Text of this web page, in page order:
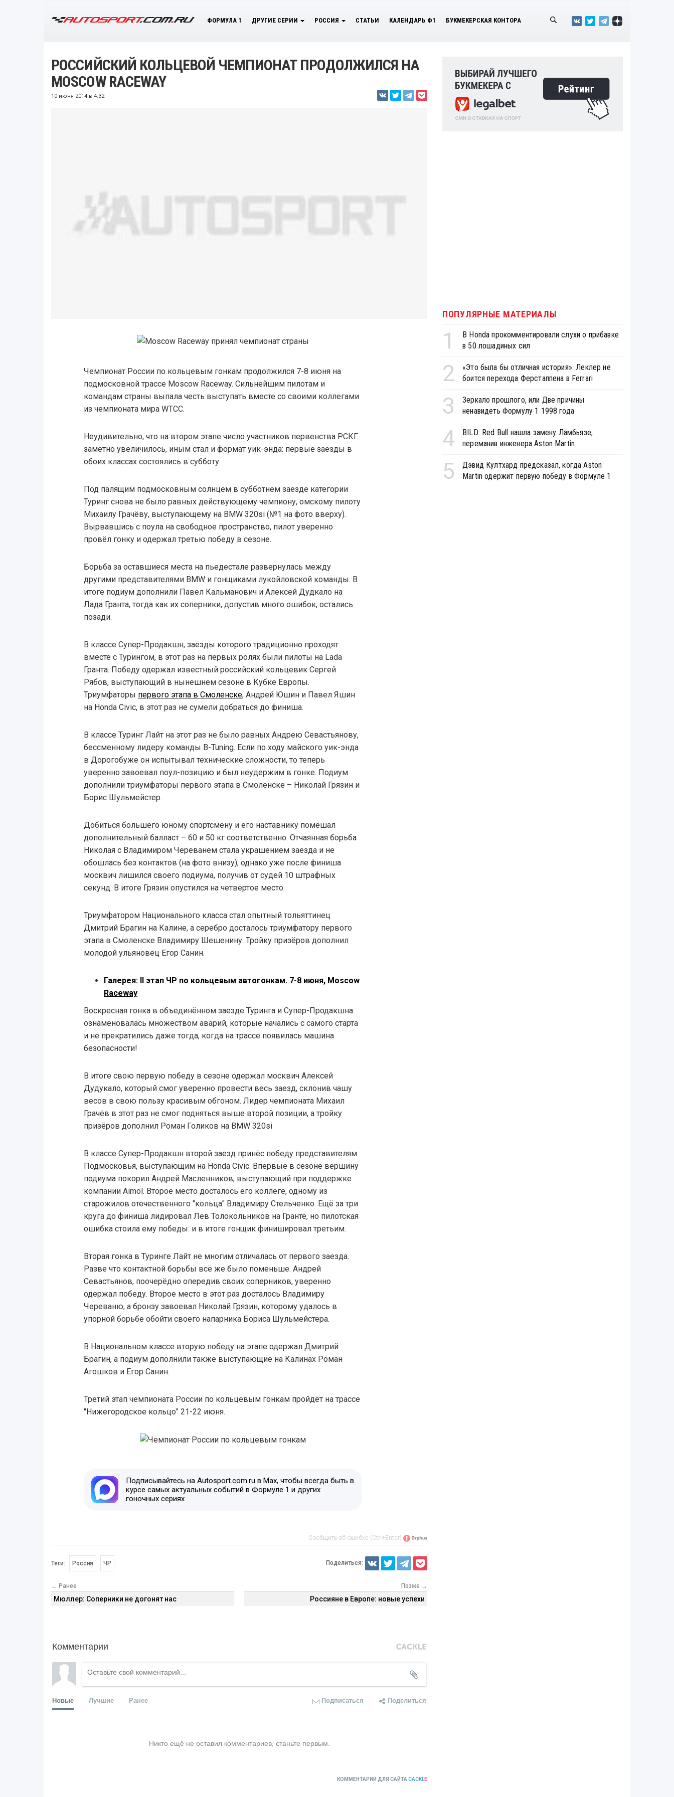
ФОРМУЛА 1 ДРУГИЕ СЕРИИ РОССИЯ СТАТЬИ КАЛЕНДАРЬ Ф1 БУКМЕКЕРСКАЯ КОНТОРА
РОССИЙСКИЙ КОЛЬЦЕВОЙ ЧЕМПИОНАТ ПРОДОЛЖИЛСЯ НА
MOSCOW RACEWAY
10 июня 2014 в 4:32
Чемпионат России по кольцевым гонкам продолжился 7-8 июня на
подмосковной трассе Moscow Raceway. Сильнейшим пилотам и
командам страны выпала честь выступать вместе со своими коллегами
из чемпионата мира WTCC.
Неудивительно, что на втором этапе число участников первенства РСКГ
заметно увеличилось, иным стал и формат уик-энда: первые заезды в
обоих классах состоялись в субботу.
Под палящим подмосковным солнцем в субботнем заезде категории
Туринг снова не было равных действующему чемпиону, омскому пилоту
Михаилу Грачёву, выступающему на BMW 320si (№1 на фото вверху).
Вырвавшись с поула на свободное пространство, пилот уверенно
провёл гонку и одержал третью победу в сезоне.
Борьба за оставшиеся места на пьедестале развернулась между
другими представителями BMW и гонщиками лукойловской команды. В
итоге подиум дополнили Павел Кальманович и Алексей Дудкало на
Лада Гранта, тогда как их соперники, допустив много ошибок, остались
позади.
В классе Супер-Продакшн, заезды которого традиционно проходят
вместе с Турингом, в этот раз на первых ролях были пилоты на Lada
Гранта. Победу одержал известный российский кольцевик Сергей
Рябов, выступающий в нынешнем сезоне в Кубке Европы.
Триумфаторы первого этапа в Смоленске, Андрей Юшин и Павел Яшин
на Honda Civic, в этот раз не сумели добраться до финиша.
В классе Туринг Лайт на этот раз не было равных Андрею Севастьянову,
бессменному лидеру команды B-Tuning. Если по ходу майского уик-энда
в Дорогобуже он испытывал технические сложности, то теперь
уверенно завоевал поул-позицию и был неудержим в гонке. Подиум
дополнили триумфаторы первого этапа в Смоленске – Николай Грязин и
Борис Шульмейстер.
Добиться большего юному спортсмену и его наставнику помешал
дополнительный балласт – 60 и 50 кг соответственно. Отчаянная борьба
Николая с Владимиром Череванем стала украшением заезда и не
обошлась без контактов (на фото внизу), однако уже после финиша
москвич лишился своего подиума, получив от судей 10 штрафных
секунд. В итоге Грязин опустился на четвёртое место.
Триумфатором Национального класса стал опытный тольяттинец
Дмитрий Брагин на Калине, а серебро досталось триумфатору первого
этапа в Смоленске Владимиру Шешенину. Тройку призёров дополнил
молодой ульяновец Егор Санин.
Галерея: II этап ЧР по кольцевым автогонкам. 7-8 июня, Moscow
Raceway
Воскресная гонка в объединённом заезде Туринга и Супер-Продакшна
ознаменовалась множеством аварий, которые начались с самого старта
и не прекратились даже тогда, когда на трассе появилась машина
безопасности!
В итоге свою первую победу в сезоне одержал москвич Алексей
Дудукало, который смог уверенно провести весь заезд, склонив чашу
весов в свою пользу красивым обгоном. Лидер чемпионата Михаил
Грачёв в этот раз не смог подняться выше второй позиции, а тройку
призёров дополнил Роман Голиков на BMW 320si
В классе Супер-Продакшн второй заезд принёс победу представителям
Подмосковья, выступающим на Honda Civic. Впервые в сезоне вершину
подиума покорил Андрей Масленников, выступающий при поддержке
компании Aimol. Второе место досталось его коллеге, одному из
старожилов отечественного "кольца" Владимиру Стельченко. Ещё за три
круга до финиша лидировал Лев Толокольников на Гранте, но пилотская
ошибка стоила ему победы: и в итоге гонщик финишировал третьим.
Вторая гонка в Туринге Лайт не многим отличалась от первого заезда.
Разве что контактной борьбы всё же было поменьше. Андрей
Севастьянов, поочерёдно опередив своих соперников, уверенно
одержал победу. Второе место в этот раз досталось Владимиру
Череваню, а бронзу завоевал Николай Грязин, которому удалось в
упорной борьбе обойти своего напарника Бориса Шульмейстера.
В Национальном классе вторую победу на этапе одержал Дмитрий
Брагин, а подиум дополнили также выступающие на Калинах Роман
Агошков и Егор Санин.
Третий этап чемпионата России по кольцевым гонкам пройдёт на трассе
"Нижегородское кольцо" 21-22 июня.
Подписывайтесь на Autosport.com.ru в Max, чтобы всегда быть в
курсе самых актуальных событий в Формуле 1 и других
гоночных сериях
Сообщить об ошибке (Ctrl+Enter)
Теги: Россия ЧР Поделиться:
← Ранее
Мюллер: Соперники не догонят нас
Позже →
Россияне в Европе: новые успехи
Комментарии
Новые Лучшие Ранее Подписаться Поделиться
Никто ещё не оставил комментариев, станьте первым.
КОММЕНТАРИИ ДЛЯ САЙТА CACKLE
ПОПУЛЯРНЫЕ МАТЕРИАЛЫ
1
В Honda прокомментировали слухи о прибавке
в 50 лошадиных сил
2
«Это была бы отличная история». Леклер не
боится перехода Ферстаппена в Ferrari
3
Зеркало прошлого, или Две причины
ненавидеть Формулу 1 1998 года
4
BILD: Red Bull нашла замену Ламбьязе,
переманив инженера Aston Martin
5
Дэвид Култхард предсказал, когда Aston
Martin одержит первую победу в Формуле 1